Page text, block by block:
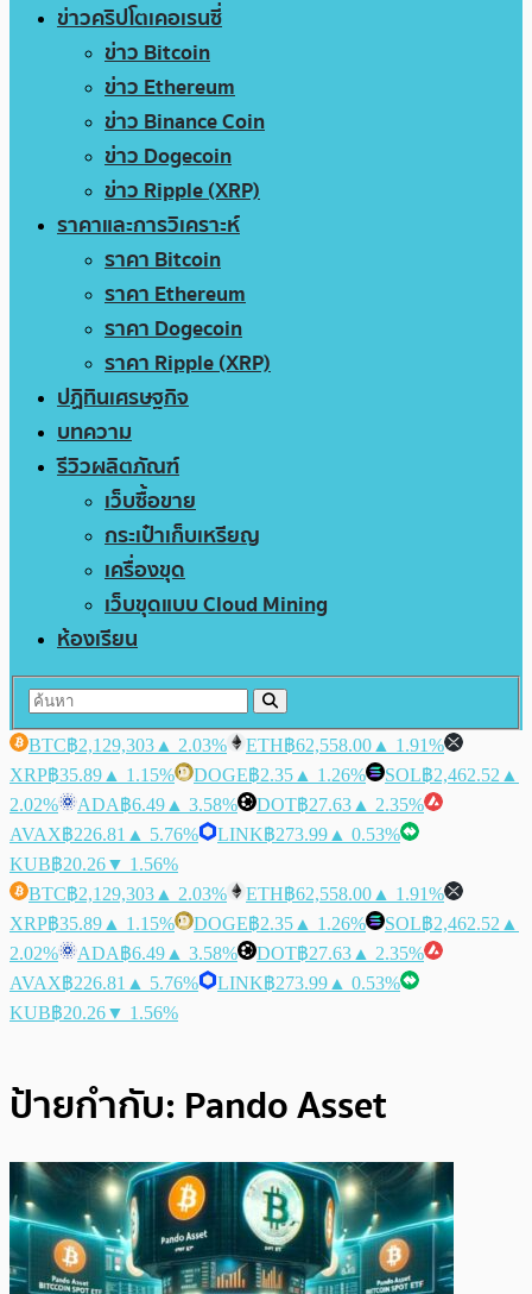
ข่าวคริปโตเคอเรนซี่
ข่าว Bitcoin
ข่าว Ethereum
ข่าว Binance Coin
ข่าว Dogecoin
ข่าว Ripple (XRP)
ราคาและการวิเคราะห์
ราคา Bitcoin
ราคา Ethereum
ราคา Dogecoin
ราคา Ripple (XRP)
ปฏิทินเศรษฐกิจ
บทความ
รีวิวผลิตภัณฑ์
เว็บซื้อขาย
กระเป๋าเก็บเหรียญ
เครื่องขุด
เว็บขุดแบบ Cloud Mining
ห้องเรียน
BTC฿2,129,303 ▲ 2.03% ETH฿62,558.00 ▲ 1.91%
XRP฿35.89 ▲ 1.15% DOGE฿2.35 ▲ 1.26% SOL฿2,462.52 ▲
2.02%
ADA฿6.49 ▲ 3.58% DOT฿27.63 ▲ 2.35%
AVAX฿226.81 ▲ 5.76% LINK฿273.99 ▲ 0.53%
KUB฿20.26▼ 1.56%
BTC฿2,129,303 ▲ 2.03% ETH฿62,558.00 ▲ 1.91%
XRP฿35.89 ▲ 1.15% DOGE฿2.35 ▲ 1.26% SOL฿2,462.52 ▲
2.02%
ADA฿6.49 ▲ 3.58% DOT฿27.63 ▲ 2.35%
AVAX฿226.81 ▲ 5.76% LINK฿273.99 ▲ 0.53%
KUB฿20.26▼ 1.56%
ป้ายกำกับ: Pando Asset